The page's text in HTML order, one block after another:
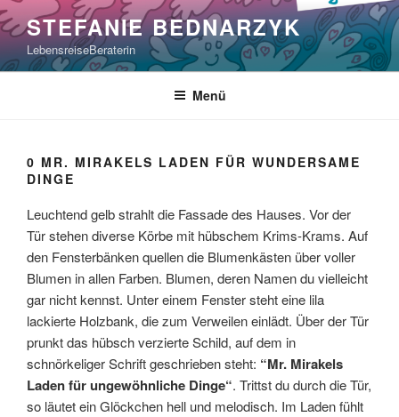
Zum
Inhalt
springen
STEFANIE BEDNARZYK
LebensreiseBeraterin
Menü
0 MR. MIRAKELS LADEN FÜR WUNDERSAME
DINGE
Leuchtend gelb strahlt die Fassade des Hauses. Vor der
Tür stehen diverse Körbe mit hübschem Krims-Krams. Auf
den Fensterbänken quellen die Blumenkästen über voller
Blumen in allen Farben. Blumen, deren Namen du vielleicht
gar nicht kennst. Unter einem Fenster steht eine lila
lackierte Holzbank, die zum Verweilen einlädt. Über der Tür
prunkt das hübsch verzierte Schild, auf dem in
schnörkeliger Schrift geschrieben steht: “Mr. Mirakels
Laden für ungewöhnliche Dinge“. Trittst du durch die Tür,
so läutet ein Glöckchen hell und melodisch. Im Laden fühlt